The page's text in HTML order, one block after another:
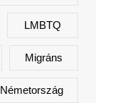
LMBTQ
Migráns
Németország